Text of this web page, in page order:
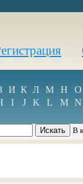
И К Л М Н О
I J K L M N
В